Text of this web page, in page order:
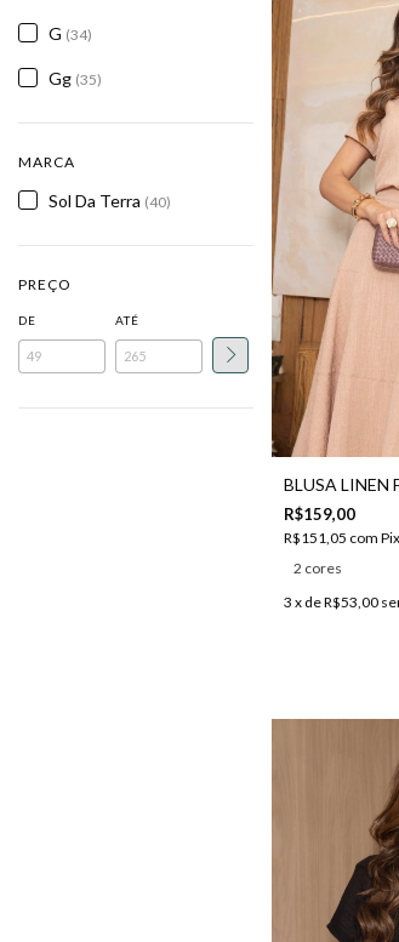
G (34)
Gg (35)
MARCA
Sol Da Terra (40)
PREÇO
DE ATÉ
BLUSA LINEN
R$159,00
R$151,05 com Pix
2 cores
3 x deR$53,00